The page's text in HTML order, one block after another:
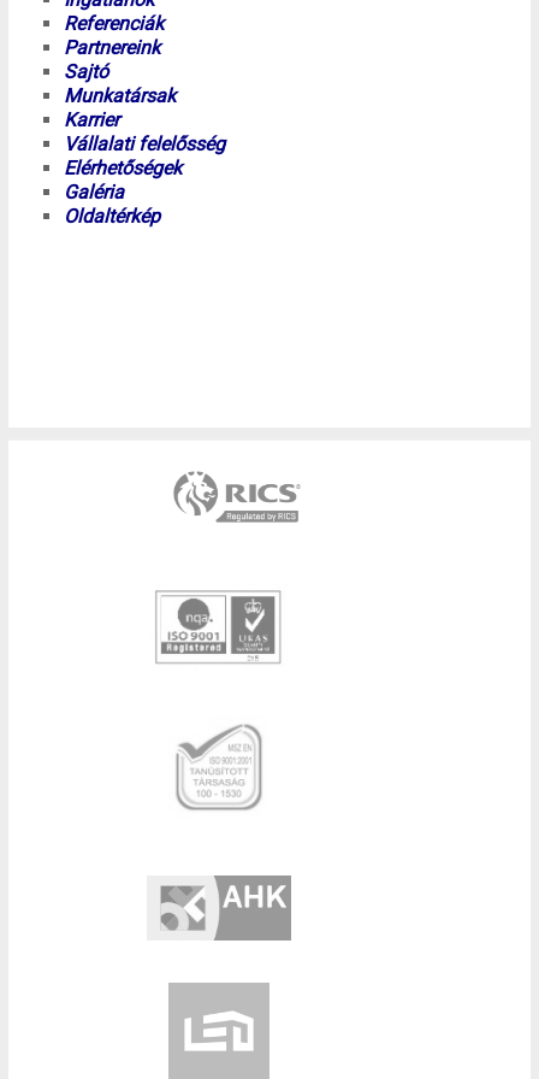
Referenciák
Partnereink
Sajtó
Munkatársak
Karrier
Vállalati felelősség
Elérhetőségek
Galéria
Oldaltérkép